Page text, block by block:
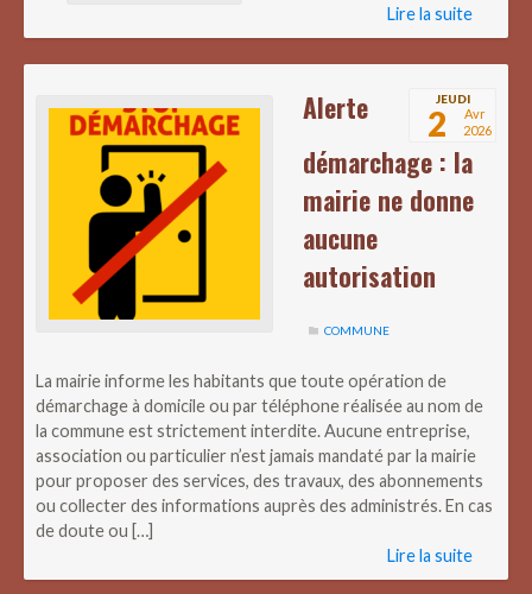
Lire la suite
JEUDI
2
Avr
2026
Alerte
démarchage : la
mairie ne donne
aucune
autorisation
COMMUNE
La mairie informe les habitants que toute opération de
démarchage à domicile ou par téléphone réalisée au nom de
la commune est strictement interdite. Aucune entreprise,
association ou particulier n’est jamais mandaté par la mairie
pour proposer des services, des travaux, des abonnements
ou collecter des informations auprès des administrés. En cas
de doute ou […]
Lire la suite